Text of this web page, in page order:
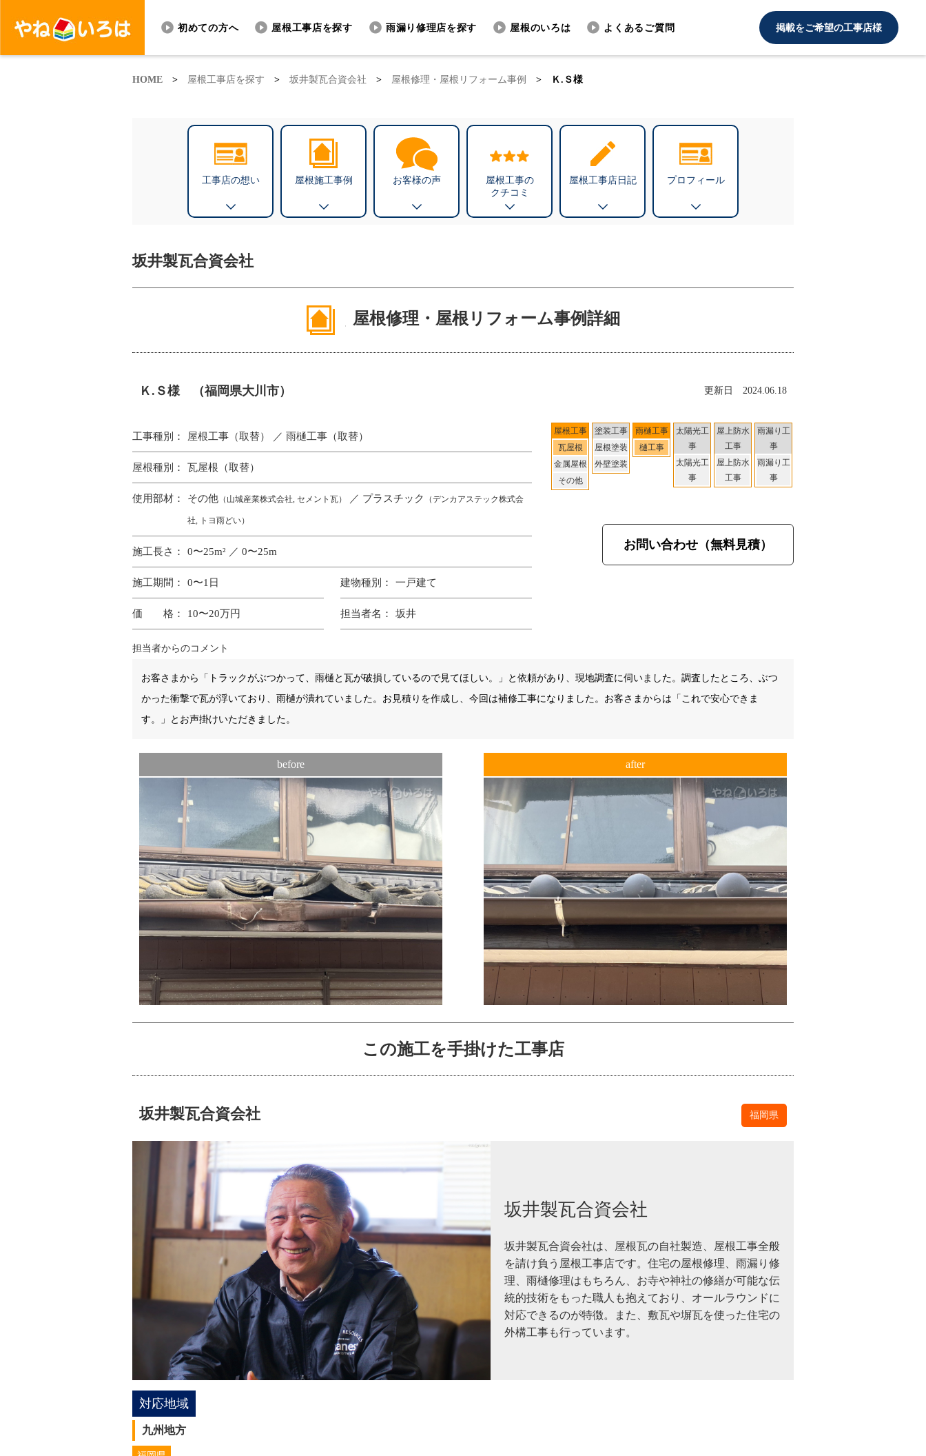
初めての方へ 屋根工事店を探す 雨漏り修理店を探す 屋根のいろは よくあるご質問 掲載をご希望の工事店様
工事店番号 Y40-AZA
HOME > 屋根工事店を探す > 坂井製瓦合資会社 > 屋根修理・屋根リフォーム事例 > Ｋ.Ｓ様
工事店の想い 屋根施工事例 お客様の声
屋根工事の
クチコミ
屋根工事店日記 プロフィール
坂井製瓦合資会社
屋根修理・屋根リフォーム事例詳細
Ｋ.Ｓ様 （福岡県大川市） 更新日 2024.06.18
工事種別： 屋根工事（取替） ／ 雨樋工事（取替）
屋根種別： 瓦屋根（取替）
使用部材： その他 （山城産業株式会社, セメント瓦） ／ プラスチック （デンカアステック株式会
社, トヨ雨どい）
施工長さ： 0〜25m² ／ 0〜25m
施工期間： 0〜1日 建物種別： 一戸建て
価 格： 10〜20万円 担当者名： 坂井
屋根工事
瓦屋根
金属屋根
その他
塗装工事
屋根塗装
外壁塗装
雨樋工事
樋工事
太陽光工
事
太陽光工
事
屋上防水
工事
屋上防水
工事
雨漏り工
事
雨漏り工
事
お問い合わせ（無料見積）
担当者からのコメント
お客さまから「トラックがぶつかって、雨樋と瓦が破損しているので見てほしい。」と依頼があり、現地調査に伺いました。調査したところ、ぶつ
かった衝撃で瓦が浮いており、雨樋が潰れていました。お見積りを作成し、今回は補修工事になりました。お客さまからは「これで安心できま
す。」とお声掛けいただきました。
before after
この施工を手掛けた工事店
坂井製瓦合資会社 福岡県
坂井製瓦合資会社
坂井製瓦合資会社は、屋根瓦の自社製造、屋根工事全般
を請け負う屋根工事店です。住宅の屋根修理、雨漏り修
理、雨樋修理はもちろん、お寺や神社の修繕が可能な伝
統的技術をもった職人も抱えており、オールラウンドに
対応できるのが特徴。また、敷瓦や塀瓦を使った住宅の
外構工事も行っています。
対応地域
九州地方